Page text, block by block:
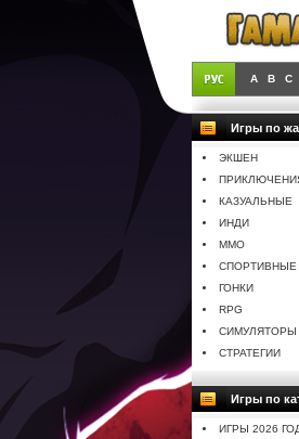
A B C
Игры по
ЭКШЕН
КАЗУАЛЬНЫЕ
ИНДИ
MMO
СПОРТИВНЫЕ
ГОНКИ
RPG
СИМУЛЯТОРЫ
СТРАТЕГИИ
Игры по
ИГРЫ 2026